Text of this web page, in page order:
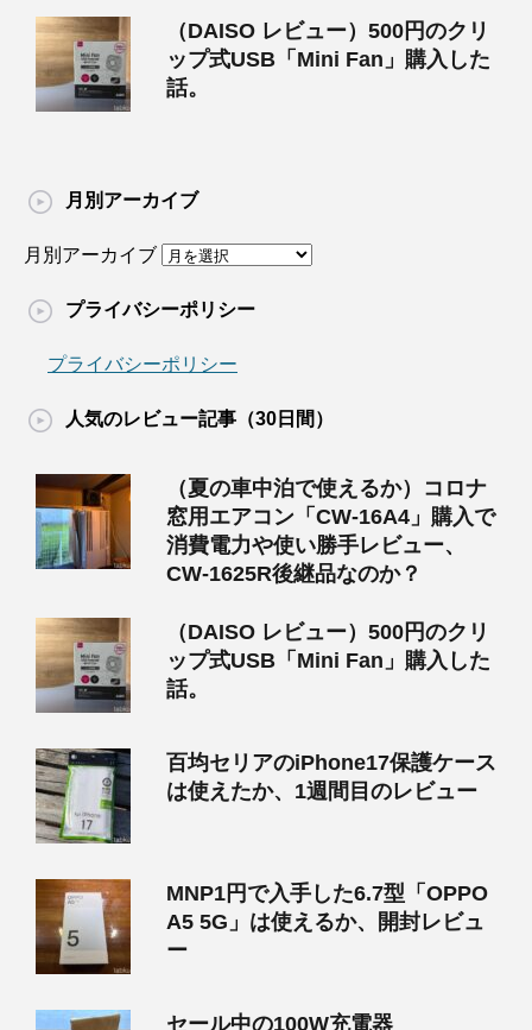
（DAISO レビュー）500円のクリ
ップ式USB「Mini Fan」購入した
話。
月別アーカイブ
月別アーカイブ
プライバシーポリシー
プライバシーポリシー
人気のレビュー記事（30日間）
（夏の車中泊で使えるか）コロナ
窓用エアコン「CW-16A4」購入で
消費電力や使い勝手レビュー、
CW-1625R後継品なのか？
（DAISO レビュー）500円のクリ
ップ式USB「Mini Fan」購入した
話。
百均セリアのiPhone17保護ケース
は使えたか、1週間目のレビュー
MNP1円で入手した6.7型「OPPO
A5 5G」は使えるか、開封レビュ
ー
セール中の100W充電器